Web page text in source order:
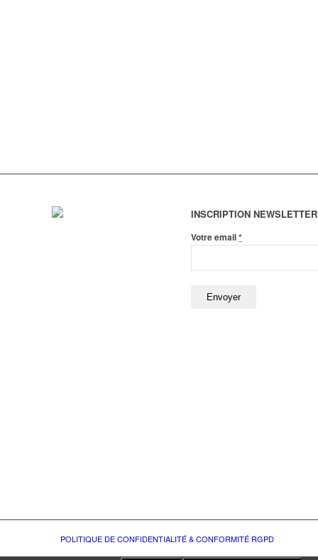
INSCRIPTION NEWSLETTER
Votre email*
POLITIQUE DE CONFIDENTIALITÉ & CONFORMITÉ RGPD